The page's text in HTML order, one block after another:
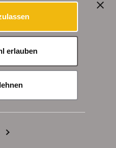
erlauben
/ 240 261 79